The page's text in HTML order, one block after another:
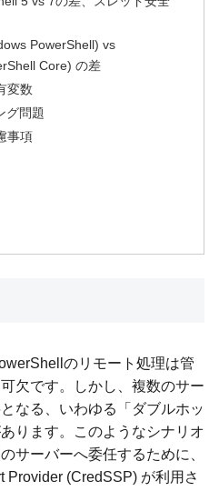
PowerShell) vs
Core) の差
変数
グ問題
事項
のリモート処理は管
欠です。しかし、複数のサー
なる、いわゆる「ダブルホッ
ります。このようなシナリオ
サーバーへ委任するために、
Provider (CredSSP) が利用さ